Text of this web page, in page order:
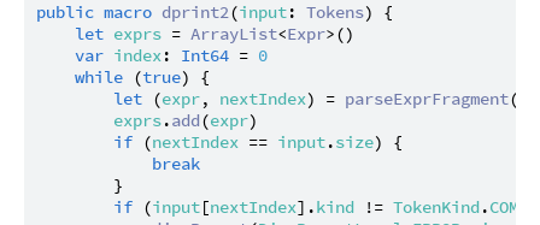
public macro dprint2(input: Tokens) {
let exprs = ArrayList<Expr>()
var index: Int64 = 0
while (true) {
let (expr, nextIndex) = parseExprFragment(
exprs.add(expr)
if (nextIndex == input.size) {
break
        }
if (input[nextIndex].kind != TokenKind.COMMA